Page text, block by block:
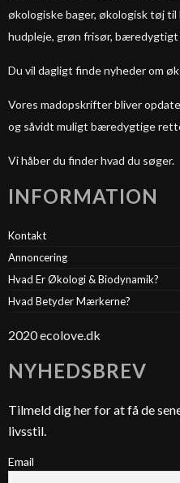
økologiske bager, økologisk tøj
hudpleje, grøn frisør,
Du vil dagligt finde nyheder om
Vores madopskrifter bliver
og såvidt muligt bæredygtige
Vi håber du finder hvad du søger.
INFORMATION
Kontakt
Annoncering
Hvad Er Økologi & Biodynamik?
Hvad Betyder Mærkerne?
2020 ecolove.dk
NYHEDSBREV
Tilmeld dig her for at få de
livsstil.
Email